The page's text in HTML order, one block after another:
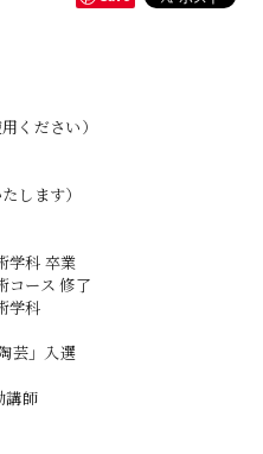
ください）
します）
学科 卒業
コース 修了
学科
芸」入選
講師